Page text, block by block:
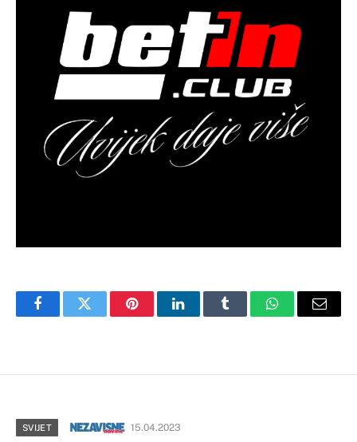
FacebookTwitter PinterestLinkedInTumblr WhatsAppEmail
SVIJET 15.04.2023